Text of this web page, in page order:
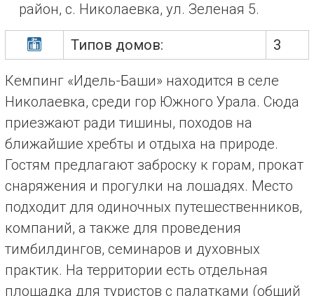
район, с. Николаевка, ул. Зеленая 5.
Типов домов: 3
Кемпинг «Идель-Баши» находится в селе
Николаевка, среди гор Южного Урала. Сюда
приезжают ради тишины, походов на
ближайшие хребты и отдыха на природе.
Гостям предлагают заброску к горам, прокат
снаряжения и прогулки на лошадях. Место
подходит для одиночных путешественников,
компаний, а также для проведения
тимбилдингов, семинаров и духовных
практик. На территории есть отдельная
площадка для туристов с палатками (общий